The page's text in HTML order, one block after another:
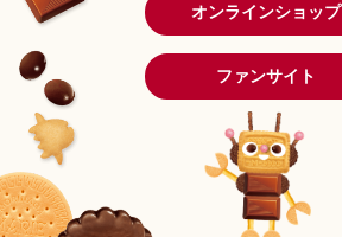
オンラインショップ
ファンサイト